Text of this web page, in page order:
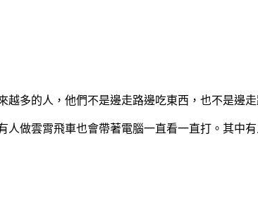
多的人，他們不是邊走路邊吃東西，也不是邊
做雲霄飛車也會帶著電腦一直看一直打。其中